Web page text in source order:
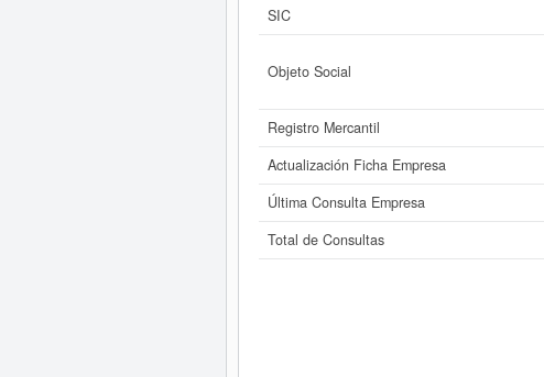
SIC
Objeto Social
Registro Mercantil
Actualización Ficha Empresa
Última Consulta Empresa
Total de Consultas